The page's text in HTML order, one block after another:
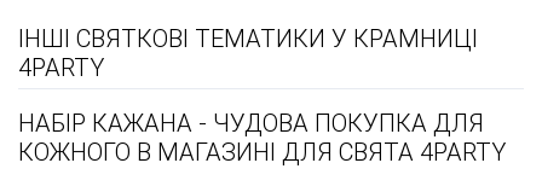
ІНШІ СВЯТКОВІ ТЕМАТИКИ У КРАМНИЦІ
4PARTY
НАБІР КАЖАНА - ЧУДОВА ПОКУПКА ДЛЯ
КОЖНОГО В МАГАЗИНІ ДЛЯ СВЯТА 4PARTY